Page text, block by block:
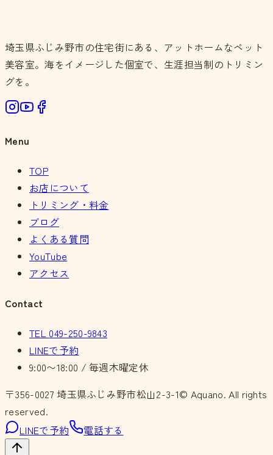
埼玉県ふじみ野市の住宅街にある、アットホームなペット
美容室。海をイメージした個室で、生涯担当制のトリミン
グを。
Menu
TOP
お店について
トリミング・料金
ブログ
よくある質問
YouTube
アクセス
Contact
TEL 049-250-9843
LINEで予約
9:00〜18:00 / 毎週木曜定休
〒356-0027 埼玉県ふじみ野市松山2-3-1© Aquano. All rights
reserved.
LINEで予約
電話する